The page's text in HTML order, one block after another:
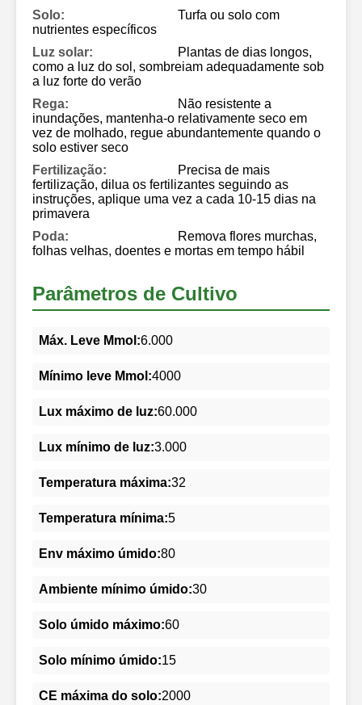
Solo:
Turfa ou solo com
nutrientes específicos
Luz solar:
Plantas de dias longos,
como a luz do sol, sombreiam adequadamente sob
a luz forte do verão
Rega:
Não resistente a
inundações, mantenha-o relativamente seco em
vez de molhado, regue abundantemente quando o
solo estiver seco
Fertilização:
Precisa de mais
fertilização, dilua os fertilizantes seguindo as
instruções, aplique uma vez a cada 10-15 dias na
primavera
Poda:
Remova flores murchas,
folhas velhas, doentes e mortas em tempo hábil
Parâmetros de Cultivo
Máx. Leve Mmol:6.000
Mínimo leve Mmol:4000
Lux máximo de luz:60.000
Lux mínimo de luz:3.000
Temperatura máxima:32
Temperatura mínima:5
Env máximo úmido:80
Ambiente mínimo úmido:30
Solo úmido máximo:60
Solo mínimo úmido:15
CE máxima do solo:2000